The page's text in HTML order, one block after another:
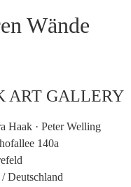
Wände
ART GALLERY
Haak · Peter Welling
140a
/Deutschland